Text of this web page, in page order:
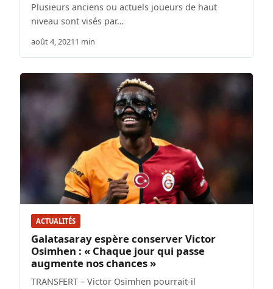
Plusieurs anciens ou actuels joueurs de haut
niveau sont visés par…
août 4, 20211 min
ACTUALITÉS
Galatasaray espère conserver Victor
Osimhen : « Chaque jour qui passe
augmente nos chances »
TRANSFERT – Victor Osimhen pourrait-il